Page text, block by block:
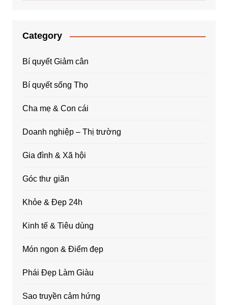
Category
Bí quyết Giảm cân
Bí quyết sống Thọ
Cha mẹ & Con cái
Doanh nghiệp – Thị trường
Gia đình & Xã hội
Góc thư giãn
Khỏe & Đẹp 24h
Kinh tế & Tiêu dùng
Món ngon & Điểm đẹp
Phái Đẹp Làm Giàu
Sao truyền cảm hứng